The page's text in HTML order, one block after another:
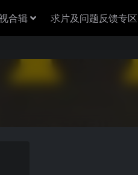
合辑 求片及问题反馈专区